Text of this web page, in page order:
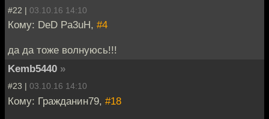
#22 | 03.10.16 14:10
Кому: DeD Pa3uH, #4
да да тоже волнуюсь!!!
Kemb5440 »
#23 | 03.10.16 14:10
Кому: Гражданин79, #18